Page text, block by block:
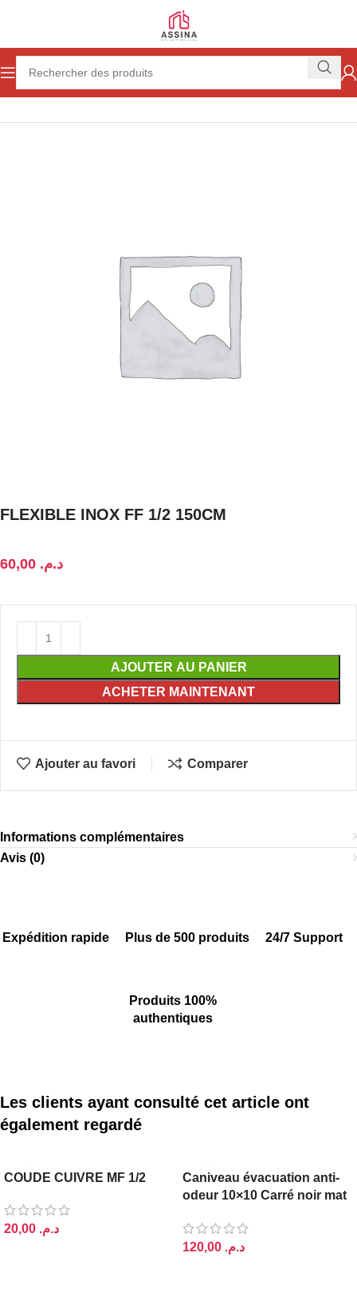
Accueil Non classé
FLEXIBLE INOX FF 1/2 150CM
د.م.
AJOUTER AU PANIER
ACHETER MAINTENANT
Ajouter au favori Comparer
Informations complémentaires
Avis (0)
Expédition rapide Plus de 500 produits 24/7 Support
Produits 100%
authentiques
Les clients ayant consulté cet article ont
également regardé
COUDE CUIVRE MF 1/2
د.م.
Caniveau évacuation anti-
odeur 10×10 Carré noir mat
د.م.